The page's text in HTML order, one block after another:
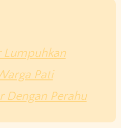
Lumpuhkan
Pati
Dengan Perahu